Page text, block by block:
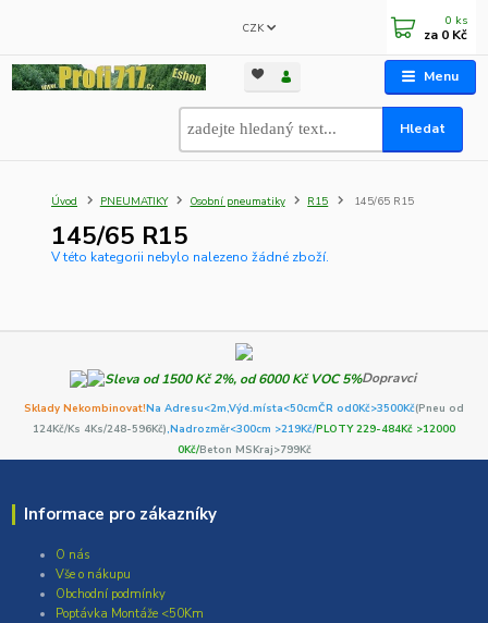
Menu
CZK
Hledat
0 ks
za 0 Kč
Úvod PNEUMATIKY Osobní pneumatiky R15 145/65 R15
145/65 R15
V této kategorii nebylo nalezeno žádné zboží.
Dopravci
Sklady Nekombinovat!Na Adresu<2m,Výd.místa<50cmČR od0Kč>3500Kč(Pneu od
124Kč/Ks 4Ks/248-596Kč),Nadrozměr<300cm >219Kč/PLOTY 229-484Kč >12000
0Kč/Beton MSKraj>799Kč
Informace pro zákazníky
O nás
Vše o nákupu
Obchodní podmínky
Poptávka Montáže <50Km